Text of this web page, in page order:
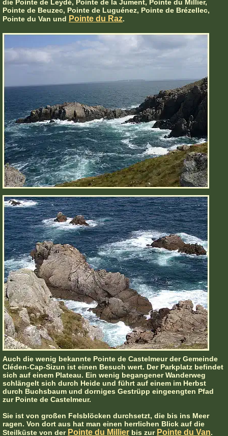
die Pointe de Leydé, Pointe de la Jument, Pointe du Millier,
Pointe de Beuzec, Pointe de Luguénez, Pointe de Brézellec,
Pointe du Van und Pointe du Raz.
Auch die wenig bekannte Pointe de Castelmeur der Gemeinde
Cléden-Cap-Sizun ist einen Besuch wert. Der Parkplatz befindet
sich auf einem Plateau. Ein wenig begangener Wanderweg
schlängelt sich durch Heide und führt auf einem im Herbst
durch Buchsbaum und dorniges Gestrüpp eingeengten Pfad
zur Pointe de Castelmeur.
Sie ist von großen Felsblöcken durchsetzt, die bis ins Meer
ragen. Von dort aus hat man einen herrlichen Blick auf die
Steilküste von der Pointe du Millier bis zur Pointe du Van.